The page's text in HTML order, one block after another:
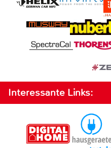
Interessante Links: